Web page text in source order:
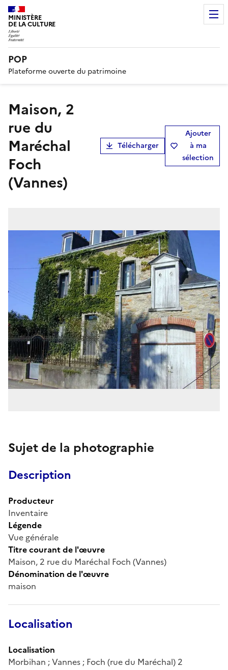
MINISTÈRE
DE LA CULTURE
POP
Plateforme ouverte du patrimoine
Maison, 2
rue du
Maréchal
Foch
(Vannes)
Télécharger
Ajouter
à ma
sélection
Sujet de la photographie
Description
Producteur
Inventaire
Légende
Vue générale
Titre courant de l'œuvre
Maison, 2 rue du Maréchal Foch (Vannes)
Dénomination de l'œuvre
maison
Localisation
Localisation
Morbihan ; Vannes ; Foch (rue du Maréchal) 2